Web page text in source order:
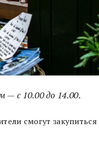
— с 10.00 до 14.00.
смогут закупиться